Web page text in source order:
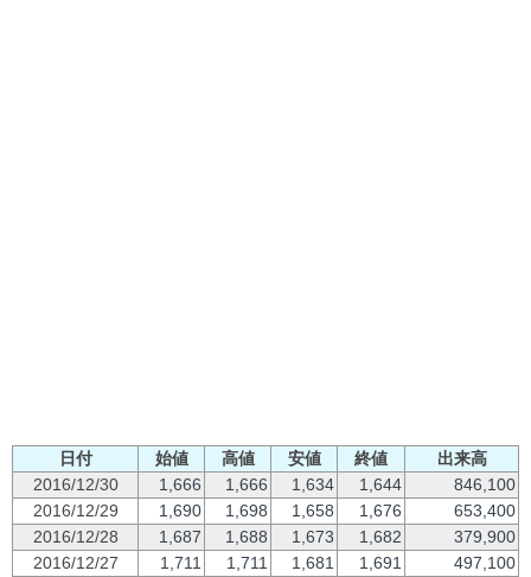
日付 始値 高値 安値 終値
出来高
2016/12/30
1,666 1,666 1,634 1,644
846,100
2016/12/29
1,690 1,698 1,658 1,676
653,400
2016/12/28
1,687 1,688 1,673 1,682
379,900
2016/12/27
1,711 1,711 1,681 1,691
497,100